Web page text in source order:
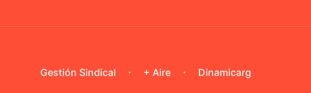
Gestión Sindical + Aire Dinamicarg